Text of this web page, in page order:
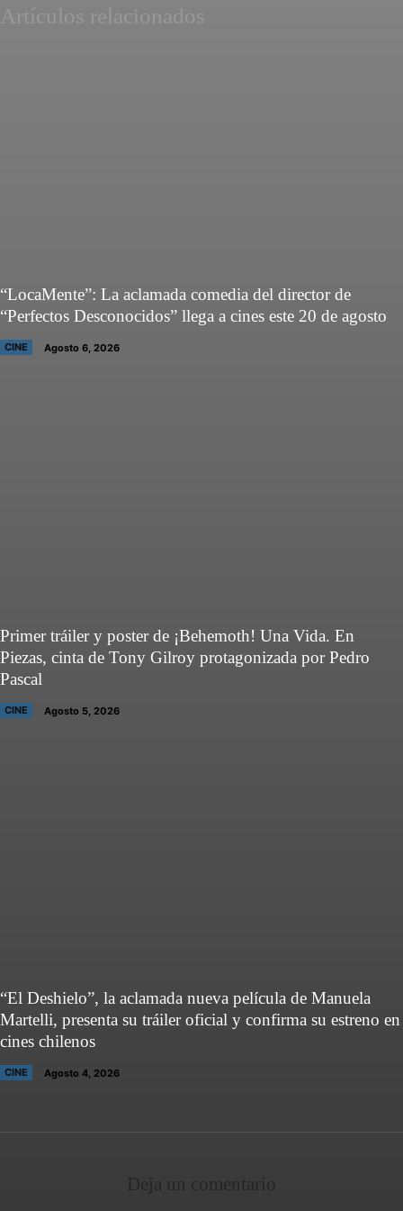
Artículos relacionados
“LocaMente”: La aclamada comedia del director de
“Perfectos Desconocidos” llega a cines este 20 de agosto
CINE Agosto 6, 2026
Primer tráiler y poster de ¡Behemoth! Una Vida. En
Piezas, cinta de Tony Gilroy protagonizada por Pedro
Pascal
CINE Agosto 5, 2026
“El Deshielo”, la aclamada nueva película de Manuela
Martelli, presenta su tráiler oficial y confirma su estreno en
cines chilenos
CINE Agosto 4, 2026